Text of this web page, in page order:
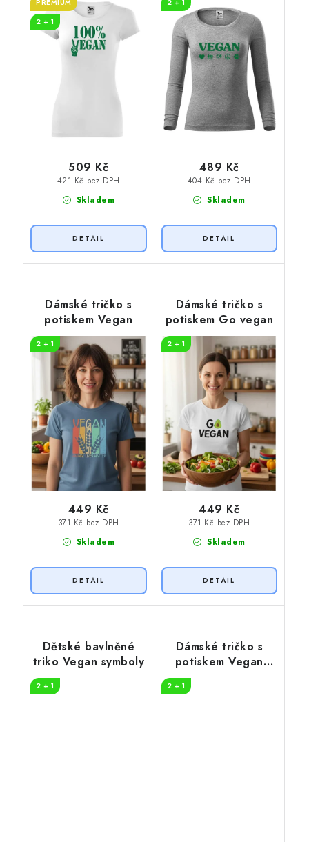
PREMIUM
2 + 1
Skladem
421 Kč bez DPH
509 Kč
2 + 1
Skladem
404 Kč bez DPH
489 Kč
Dámské tričko s
potiskem Vegan
2 + 1
Skladem
371 Kč bez DPH
449 Kč
Dámské tričko s
potiskem Go vegan
2 + 1
Skladem
371 Kč bez DPH
449 Kč
Dětské bavlněné
triko Vegan symboly
2 + 1
Dámské tričko s
potiskem Vegan
2 + 1